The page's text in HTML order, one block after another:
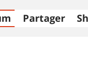
Partager